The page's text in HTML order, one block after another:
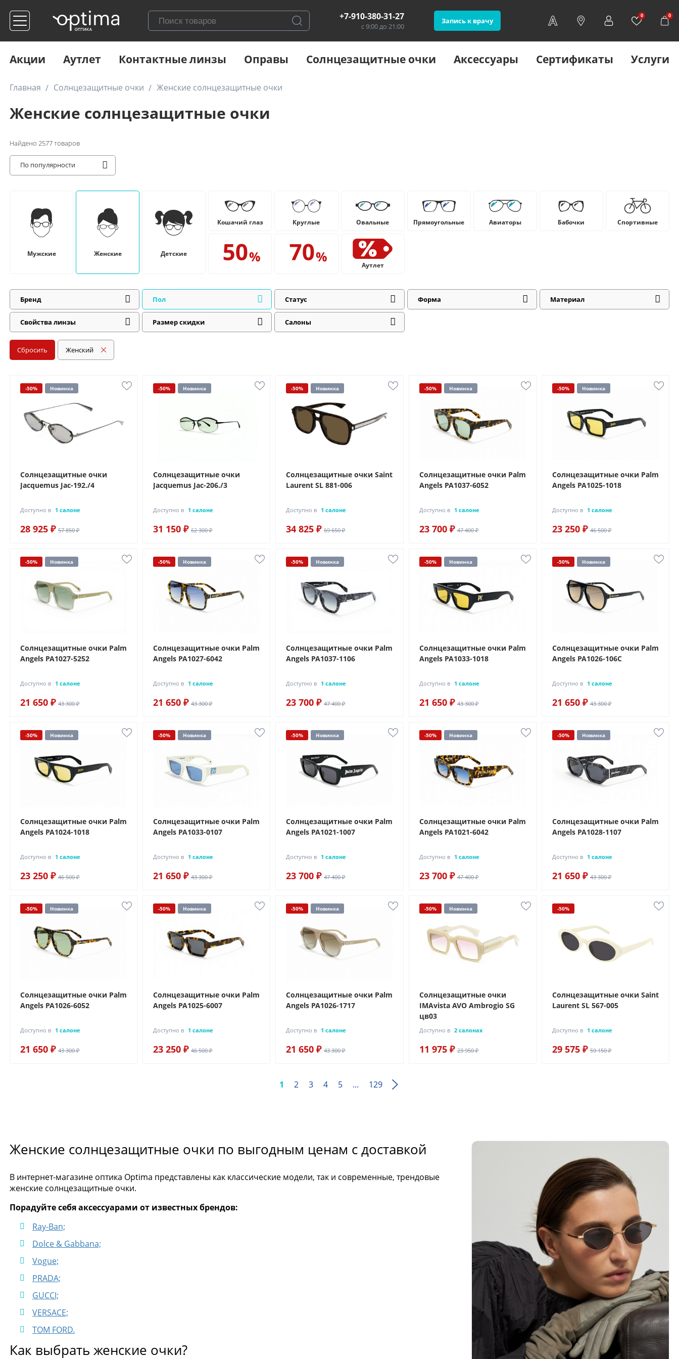
+7-910-380-31-27
с 9:00 до 21:00
Запись к врачу
0 0
Акции Аутлет Контактные линзы Оправы Солнцезащитные очки Аксессуары Сертификаты Услуги
Главная Солнцезащитные очки Женские солнцезащитные очки
Женские солнцезащитные очки
Найдено 2577товаров
По популярности
Мужские Женские Детские
Кошачий глаз Круглые Овальные Прямоугольные Авиаторы Бабочки Cпортивные
Аутлет
Бренд Пол Статус Форма Материал
Свойства линзы Размер скидки Салоны
Сбросить Женский
-50% Новинка
Солнцезащитные очки
Jacquemus Jac-192./4
Доступно в 1 салоне
28 925 ₽ 57 850 ₽
-50% Новинка
Солнцезащитные очки
Jacquemus Jac-206./3
Доступно в 1 салоне
31 150 ₽ 62 300 ₽
-50% Новинка
Солнцезащитные очки Saint
Laurent SL 881-006
Доступно в 1 салоне
34 825 ₽ 69 650 ₽
-50% Новинка
Солнцезащитные очки Palm
Angels PA1037-6052
Доступно в 1 салоне
23 700 ₽ 47 400 ₽
-50% Новинка
Солнцезащитные очки Palm
Angels PA1025-1018
Доступно в 1 салоне
23 250 ₽ 46 500 ₽
-50% Новинка
Солнцезащитные очки Palm
Angels PA1027-5252
Доступно в 1 салоне
21 650 ₽ 43 300 ₽
-50% Новинка
Солнцезащитные очки Palm
Angels PA1027-6042
Доступно в 1 салоне
21 650 ₽ 43 300 ₽
-50% Новинка
Солнцезащитные очки Palm
Angels PA1037-1106
Доступно в 1 салоне
23 700 ₽ 47 400 ₽
-50% Новинка
Солнцезащитные очки Palm
Angels PA1033-1018
Доступно в 1 салоне
21 650 ₽ 43 300 ₽
-50% Новинка
Солнцезащитные очки Palm
Angels PA1026-106C
Доступно в 1 салоне
21 650 ₽ 43 300 ₽
-50% Новинка
Солнцезащитные очки Palm
Angels PA1024-1018
Доступно в 1 салоне
23 250 ₽ 46 500 ₽
-50% Новинка
Солнцезащитные очки Palm
Angels PA1033-0107
Доступно в 1 салоне
21 650 ₽ 43 300 ₽
-50% Новинка
Солнцезащитные очки Palm
Angels PA1021-1007
Доступно в 1 салоне
23 700 ₽ 47 400 ₽
-50% Новинка
Солнцезащитные очки Palm
Angels PA1021-6042
Доступно в 1 салоне
23 700 ₽ 47 400 ₽
-50% Новинка
Солнцезащитные очки Palm
Angels PA1028-1107
Доступно в 1 салоне
21 650 ₽ 43 300 ₽
-50% Новинка
Солнцезащитные очки Palm
Angels PA1026-6052
Доступно в 1 салоне
21 650 ₽ 43 300 ₽
-50% Новинка
Солнцезащитные очки Palm
Angels PA1025-6007
Доступно в 1 салоне
23 250 ₽ 46 500 ₽
-50% Новинка
Солнцезащитные очки Palm
Angels PA1026-1717
Доступно в 1 салоне
21 650 ₽ 43 300 ₽
-50% Новинка
Солнцезащитные очки
IMAvista AVO Ambrogio SG
цв03
Доступно в 2 салонах
11 975 ₽ 23 950 ₽
-50%
Солнцезащитные очки Saint
Laurent SL 567-005
Доступно в 1 салоне
29 575 ₽ 59 150 ₽
1 2 3 4 5 ... 129
Женские солнцезащитные очки по выгодным ценам с доставкой
В интернет-магазине оптика Optima представлены как классические модели, так и современные, трендовые
женские солнцезащитные очки.
Порадуйте себя аксессуарами от известных брендов:
Ray-Ban;
Dolce & Gabbana;
Vogue;
PRADA;
GUCCI;
VERSACE;
TOM FORD.
Как выбрать женские очки?